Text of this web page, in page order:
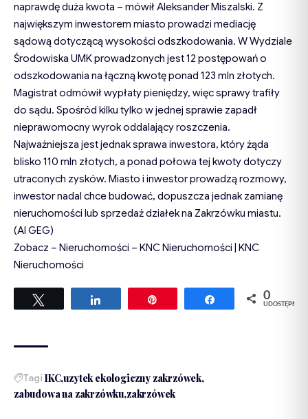
naprawdę duża kwota – mówił Aleksander Miszalski. Z
największym inwestorem miasto prowadzi mediację
sądową dotyczącą wysokości odszkodowania. W Wydziale
Środowiska UMK prowadzonych jest 12 postępowań o
odszkodowania na łączną kwotę ponad 123 mln złotych.
Magistrat odmówił wypłaty pieniędzy, więc sprawy trafiły
do sądu. Spośród kilku tylko w jednej sprawie zapadł
nieprawomocny wyrok oddalający roszczenia.
Najważniejsza jest jednak sprawa inwestora, który żąda
blisko 110 mln złotych, a ponad połowa tej kwoty dotyczy
utraconych zysków. Miasto i inwestor prowadzą rozmowy,
inwestor nadal chce budować, dopuszcza jednak zamianę
nieruchomości lub sprzedaż działek na Zakrzówku miastu.
(AI GEG)
Zobacz – Nieruchomości – KNC Nieruchomości | KNC
Nieruchomości
Udostępnij Udostępnij
0
UDOSTĘPNIEŃ
Tagi IKC uzytek ekologiczny zakrzówek
zabudowa na zakrzówku zakrzówek